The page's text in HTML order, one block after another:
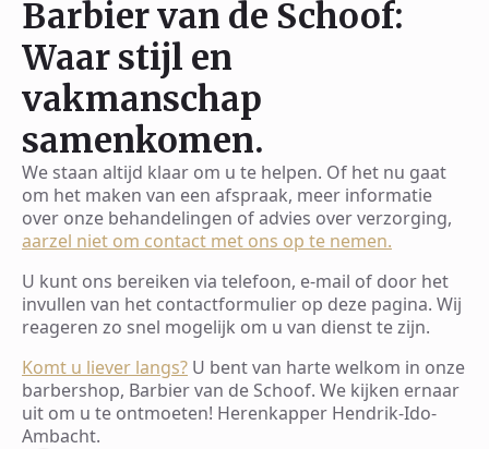
Barbier van de Schoof:
Waar stijl en
vakmanschap
samenkomen.
We staan altijd klaar om u te helpen. Of het nu gaat
om het maken van een afspraak, meer informatie
over onze behandelingen of advies over verzorging,
aarzel niet om contact met ons op te nemen.
U kunt ons bereiken via telefoon, e-mail of door het
invullen van het contactformulier op deze pagina. Wij
reageren zo snel mogelijk om u van dienst te zijn.
Komt u liever langs? U bent van harte welkom in onze
barbershop, Barbier van de Schoof. We kijken ernaar
uit om u te ontmoeten! Herenkapper Hendrik-Ido-
Ambacht.